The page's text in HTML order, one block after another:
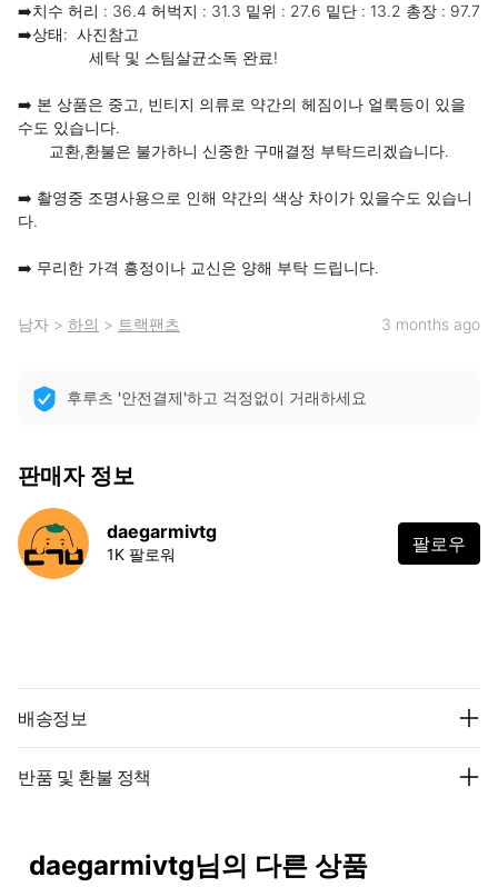
➡️치수 허리 : 36.4 허벅지 : 31.3 밑위 : 27.6 밑단 : 13.2 총장 : 97.7
➡️상태:  사진참고
➡️ 본 상품은 중고, 빈티지 의류로 약간의 헤짐이나 얼룩등이 있을
수도 있습니다.
➡️ 촬영중 조명사용으로 인해 약간의 색상 차이가 있을수도 있습니
다.
➡️ 무리한 가격 흥정이나 교신은 양해 부탁 드립니다.
남자 > 하의 > 트랙팬츠 3 months ago
후루츠 '안전결제'하고 걱정없이 거래하세요
판매자 정보
daegarmivtg
1K 팔로워 팔로우
배송정보
반품 및 환불 정책
daegarmivtg님의 다른 상품